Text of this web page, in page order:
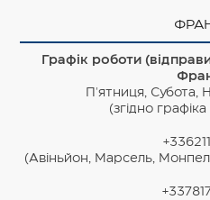
Графік роботи
П'ятниця, Субота,
(згідно
(Авіньйон, Марсель,